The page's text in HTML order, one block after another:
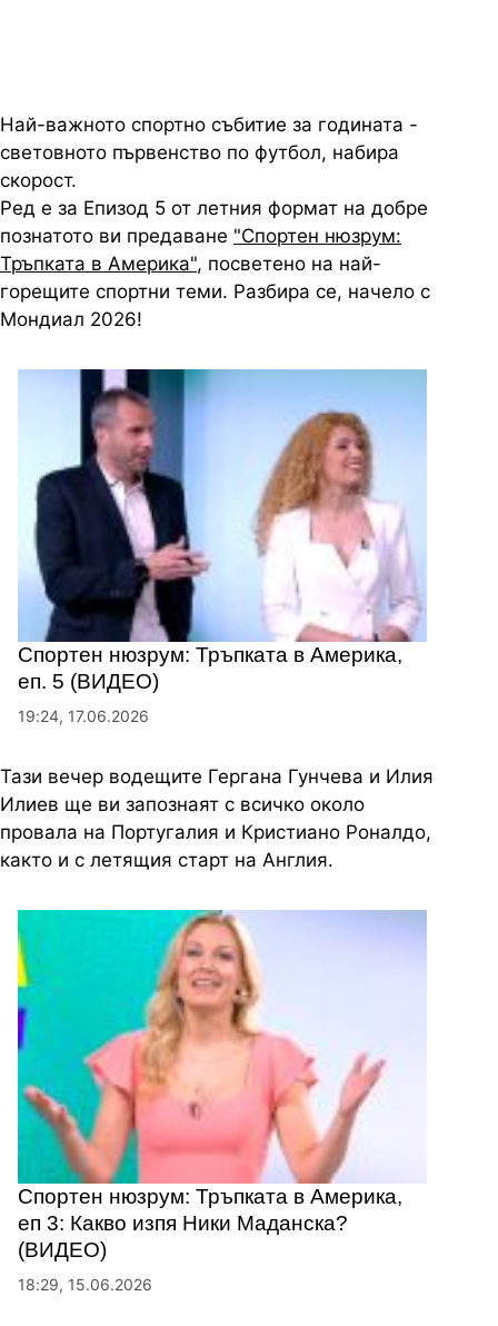
Най-важното спортно събитие за годината -
световното първенство по футбол, набира
скорост.
Ред е за Епизод 5 от летния формат на добре
познатото ви предаване "Спортен нюзрум:
Тръпката в Америка", посветено на най-
горещите спортни теми. Разбира се, начело с
Мондиал 2026!
Спортен нюзрум: Тръпката в Америка,
еп. 5 (ВИДЕО)
19:24, 17.06.2026
Тази вечер водещите Гергана Гунчева и Илия
Илиев ще ви запознаят с всичко около
провала на Португалия и Кристиано Роналдо,
както и с летящия старт на Англия.
Спортен нюзрум: Тръпката в Америка,
еп 3: Какво изпя Ники Маданска?
(ВИДЕО)
18:29, 15.06.2026